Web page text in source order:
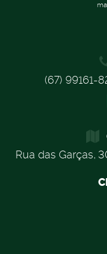
(67) 99161-
Rua das Garças,